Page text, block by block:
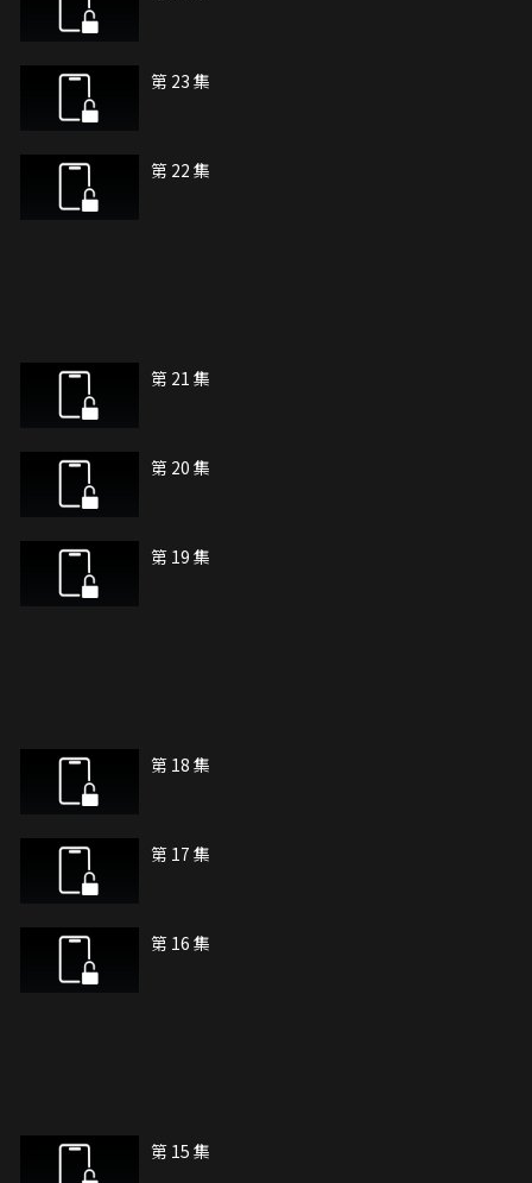
第 23 集
第 22 集
第 21 集
第 20 集
第 19 集
第 18 集
第 17 集
第 16 集
第 15 集